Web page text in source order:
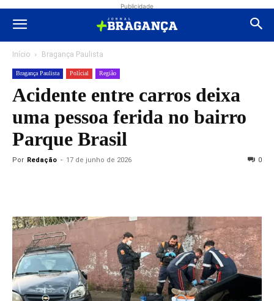
Publicidade
Início Bragança Paulista
Bragança Paulista Polícial Região
Acidente entre carros deixa
uma pessoa ferida no bairro
Parque Brasil
Por Redação - 17 de junho de 2026 0